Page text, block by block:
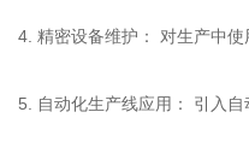
4. 精密设备维护： 对生产中
5. 自动化生产线应用： 引入